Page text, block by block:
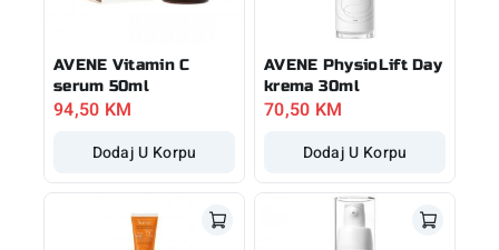
AVENE Vitamin C
serum 50ml
94,50 KM
Dodaj U Korpu
AVENE PhysioLift Day
krema 30ml
70,50 KM
Dodaj U Korpu